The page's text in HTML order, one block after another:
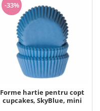
-33%
Forme hartie pentru copt
cupcakes, SkyBlue, mini